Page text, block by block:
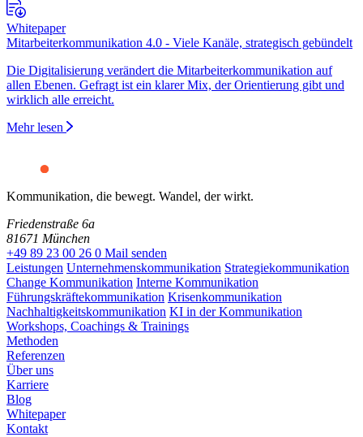
Whitepaper
Mitarbeiterkommunikation 4.0 - Viele Kanäle, strategisch gebündelt
Die Digitalisierung verändert die Mitarbeiterkommunikation auf
allen Ebenen. Gefragt ist ein klarer Mix, der Orientierung gibt und
wirklich alle erreicht.
Mehr lesen
Kommunikation, die bewegt. Wandel, der wirkt.
Friedenstraße 6a
81671 München
+49 89 23 00 26 0 Mail senden
Leistungen Unternehmenskommunikation Strategiekommunikation
Change Kommunikation Interne Kommunikation
Führungskräftekommunikation Krisenkommunikation
Nachhaltigkeitskommunikation KI in der Kommunikation
Workshops, Coachings & Trainings
Methoden
Referenzen
Über uns
Karriere
Blog
Whitepaper
Kontakt